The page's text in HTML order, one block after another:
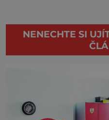
NENECHTE SI